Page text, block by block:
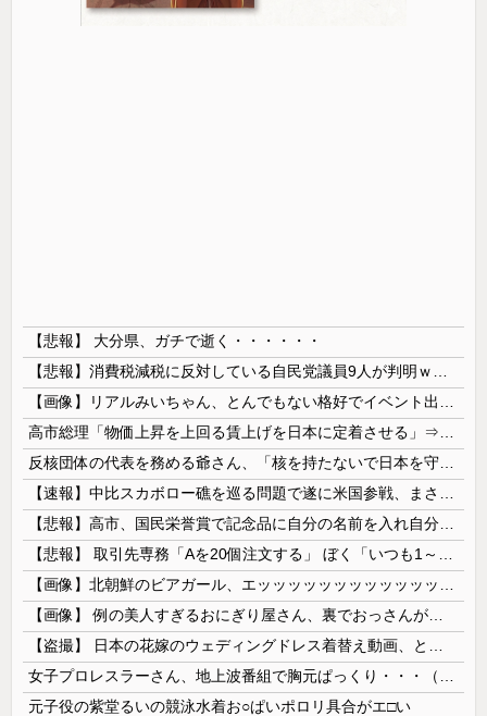
【悲報】 大分県、ガチで逝く・・・・・・
元子役の紫堂るいの競泳水着お○ぱいポロリ具合がエ□い